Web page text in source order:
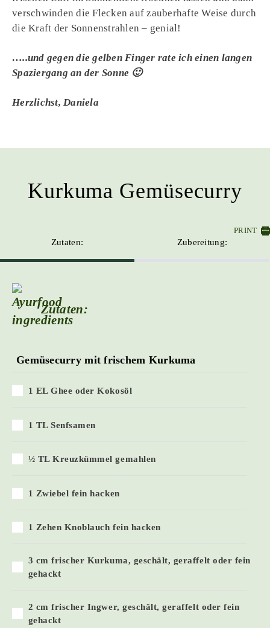
verschwinden die Flecken auf zauberhafte Weise durch
die Kraft der Sonnenstrahlen – genial!
…..und gegen die gelben Finger rate ich einen langen
Spaziergang an der Sonne 🙂
Herzlichst, Daniela
Kurkuma Gemüsecurry
PRINT
Zutaten: Zubereitung:
Zutaten:
Gemüsecurry mit frischem Kurkuma
1 EL Ghee oder Kokosöl
1 TL Senfsamen
½ TL Kreuzkümmel gemahlen
1 Zwiebel fein hacken
1 Zehen Knoblauch fein hacken
3 cm frischer Kurkuma, geschält, geraffelt oder fein
gehackt
2 cm frischer Ingwer, geschält, geraffelt oder fein
gehackt